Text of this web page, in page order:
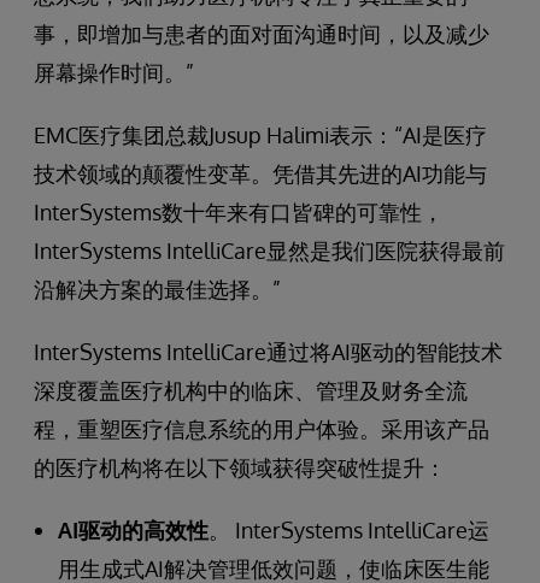
事，即增加与患者的面对面沟通时间，以及减少
屏幕操作时间。”
EMC医疗集团总裁Jusup Halimi表示：“AI是医疗
技术领域的颠覆性变革。凭借其先进的AI功能与
InterSystems数十年来有口皆碑的可靠性，
InterSystems IntelliCare显然是我们医院获得最前
沿解决方案的最佳选择。”
InterSystems IntelliCare通过将AI驱动的智能技术
深度覆盖医疗机构中的临床、管理及财务全流
程，重塑医疗信息系统的用户体验。采用该产品
的医疗机构将在以下领域获得突破性提升：
AI驱动的高效性。 InterSystems IntelliCare运
用生成式AI解决管理低效问题，使临床医生能